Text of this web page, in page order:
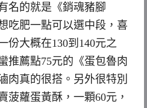
名的就是《銷魂豬腳
吃肥一點可以選中段，喜
份大概在130到140元之
推薦點75元的《蛋包魯肉
肉真的很搭。另外很特別
菠蘿蛋黃酥，一顆60元，